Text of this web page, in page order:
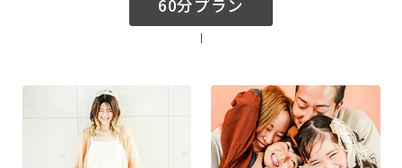
60分プラン